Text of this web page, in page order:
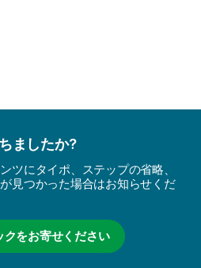
ましたか?
ツにタイポ、ステップの省略、
見つかった場合はお知らせくだ
をお寄せください